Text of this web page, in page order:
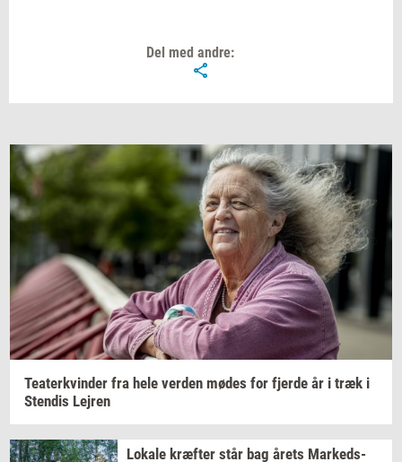
Del med andre:
Te­a­ter­kvin­der fra hele ver­den mødes for fjer­de år i træk i
Sten­dis Lej­ren
Lo­ka­le kræf­ter står bag årets Mar­keds­